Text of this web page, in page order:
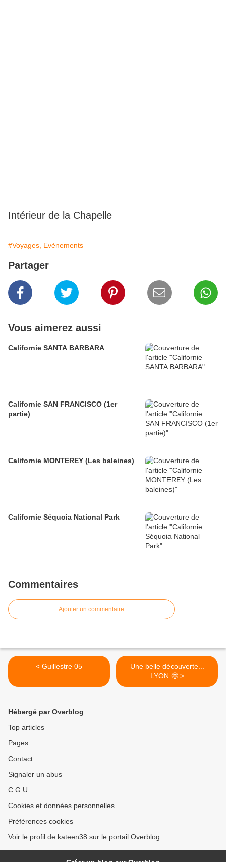
Intérieur de la Chapelle
#Voyages, Evènements
Partager
Vous aimerez aussi
Californie SANTA BARBARA
Californie SAN FRANCISCO (1er
partie)
Californie MONTEREY (Les baleines)
Californie Séquoia National Park
Commentaires
Ajouter un commentaire
< Guillestre 05
Une belle découverte...
LYON 🤩 >
Hébergé par Overblog
Top articles
Pages
Contact
Signaler un abus
C.G.U.
Cookies et données personnelles
Préférences cookies
Voir le profil de kateen38 sur le portail Overblog